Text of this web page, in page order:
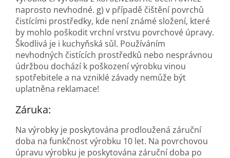
naprosto nevhodné. g) v případě čištění povrchů
čistícími prostředky, kde není známé složení, které
by mohlo poškodit vrchní vrstvu povrchové úpravy.
Škodlivá je i kuchyňská sůl. Používáním
nevhodných čistících prostředků nebo nesprávnou
údržbou dochází k poškození výrobku vinou
spotřebitele a na vzniklé závady nemůže být
uplatněna reklamace!
Záruka:
Na výrobky je poskytována prodloužená záruční
doba na funkčnost výrobku 10 let. Na povrchovou
úpravu výrobku je poskytována záruční doba po